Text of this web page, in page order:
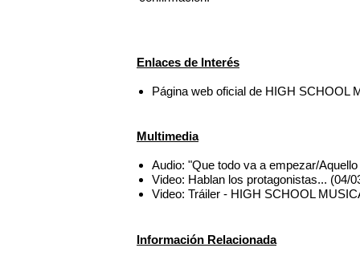
Enlaces de Interés
Página web oficial de HIGH SCHOOL
Multimedia
Audio: "Que todo va a empezar/
Video: Hablan los protagonistas... (04/
Video: Tráiler - HIGH SCHOOL
Información Relacionada